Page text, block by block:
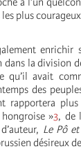
plus
enrichir
la division
qu’il avait
des
rapportera
»3, de
Le Pô
désireux